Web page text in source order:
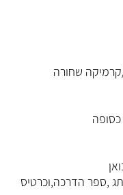
שחורה
,ספר הדרכה,וכרטיס